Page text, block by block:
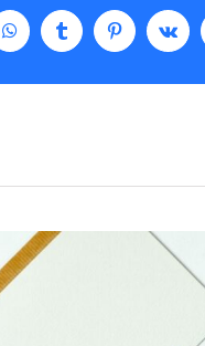
WhatsAppTumblrPinterestVk